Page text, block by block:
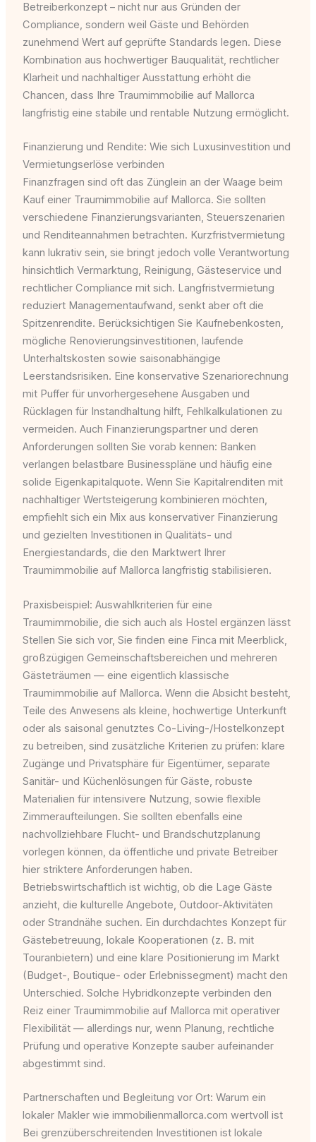
Betreiberkonzept – nicht nur aus Gründen der
Compliance, sondern weil Gäste und Behörden
zunehmend Wert auf geprüfte Standards legen. Diese
Kombination aus hochwertiger Bauqualität, rechtlicher
Klarheit und nachhaltiger Ausstattung erhöht die
Chancen, dass Ihre Traumimmobilie auf Mallorca
langfristig eine stabile und rentable Nutzung ermöglicht.
Finanzierung und Rendite: Wie sich Luxusinvestition und
Vermietungserlöse verbinden
Finanzfragen sind oft das Zünglein an der Waage beim
Kauf einer Traumimmobilie auf Mallorca. Sie sollten
verschiedene Finanzierungsvarianten, Steuerszenarien
und Renditeannahmen betrachten. Kurzfristvermietung
kann lukrativ sein, sie bringt jedoch volle Verantwortung
hinsichtlich Vermarktung, Reinigung, Gästeservice und
rechtlicher Compliance mit sich. Langfristvermietung
reduziert Managementaufwand, senkt aber oft die
Spitzenrendite. Berücksichtigen Sie Kaufnebenkosten,
mögliche Renovierungsinvestitionen, laufende
Unterhaltskosten sowie saisonabhängige
Leerstandsrisiken. Eine konservative Szenariorechnung
mit Puffer für unvorhergesehene Ausgaben und
Rücklagen für Instandhaltung hilft, Fehlkalkulationen zu
vermeiden. Auch Finanzierungspartner und deren
Anforderungen sollten Sie vorab kennen: Banken
verlangen belastbare Businesspläne und häufig eine
solide Eigenkapitalquote. Wenn Sie Kapitalrenditen mit
nachhaltiger Wertsteigerung kombinieren möchten,
empfiehlt sich ein Mix aus konservativer Finanzierung
und gezielten Investitionen in Qualitäts- und
Energiestandards, die den Marktwert Ihrer
Traumimmobilie auf Mallorca langfristig stabilisieren.
Praxisbeispiel: Auswahlkriterien für eine
Traumimmobilie, die sich auch als Hostel ergänzen lässt
Stellen Sie sich vor, Sie finden eine Finca mit Meerblick,
großzügigen Gemeinschaftsbereichen und mehreren
Gästeträumen — eine eigentlich klassische
Traumimmobilie auf Mallorca. Wenn die Absicht besteht,
Teile des Anwesens als kleine, hochwertige Unterkunft
oder als saisonal genutztes Co-Living-/Hostelkonzept
zu betreiben, sind zusätzliche Kriterien zu prüfen: klare
Zugänge und Privatsphäre für Eigentümer, separate
Sanitär- und Küchenlösungen für Gäste, robuste
Materialien für intensivere Nutzung, sowie flexible
Zimmeraufteilungen. Sie sollten ebenfalls eine
nachvollziehbare Flucht- und Brandschutzplanung
vorlegen können, da öffentliche und private Betreiber
hier striktere Anforderungen haben.
Betriebswirtschaftlich ist wichtig, ob die Lage Gäste
anzieht, die kulturelle Angebote, Outdoor-Aktivitäten
oder Strandnähe suchen. Ein durchdachtes Konzept für
Gästebetreuung, lokale Kooperationen (z. B. mit
Touranbietern) und eine klare Positionierung im Markt
(Budget-, Boutique- oder Erlebnissegment) macht den
Unterschied. Solche Hybridkonzepte verbinden den
Reiz einer Traumimmobilie auf Mallorca mit operativer
Flexibilität — allerdings nur, wenn Planung, rechtliche
Prüfung und operative Konzepte sauber aufeinander
abgestimmt sind.
Partnerschaften und Begleitung vor Ort: Warum ein
lokaler Makler wie immobilienmallorca.com wertvoll ist
Bei grenzüberschreitenden Investitionen ist lokale